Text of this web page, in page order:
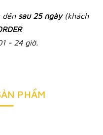
đến sau 25 ngày (khách
- 24 giờ.
PHẨM